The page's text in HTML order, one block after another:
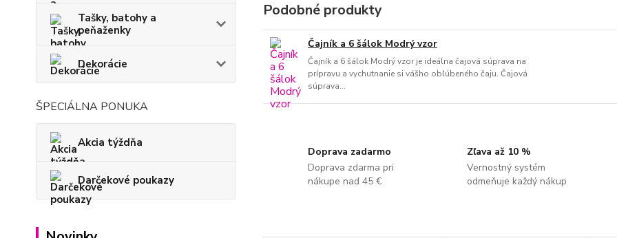
Tašky, batohy a
peňaženky
Dekorácie
ŠPECIÁLNA PONUKA
Akcia týždňa
Darčekové poukazy
Podobné produkty
Čajník a 6 šálok Modrý vzor
Čajník a 6 šálok Modrý vzor je ideálna čajová súprava na
prípravu a vychutnanie si vášho obľúbeného čaju. Čajová
súprava...
Doprava zadarmo
Doprava zdarma pri
nákupe nad 45 €
Zľava až 10 %
Vernostný systém
odmeňuje každý nákup